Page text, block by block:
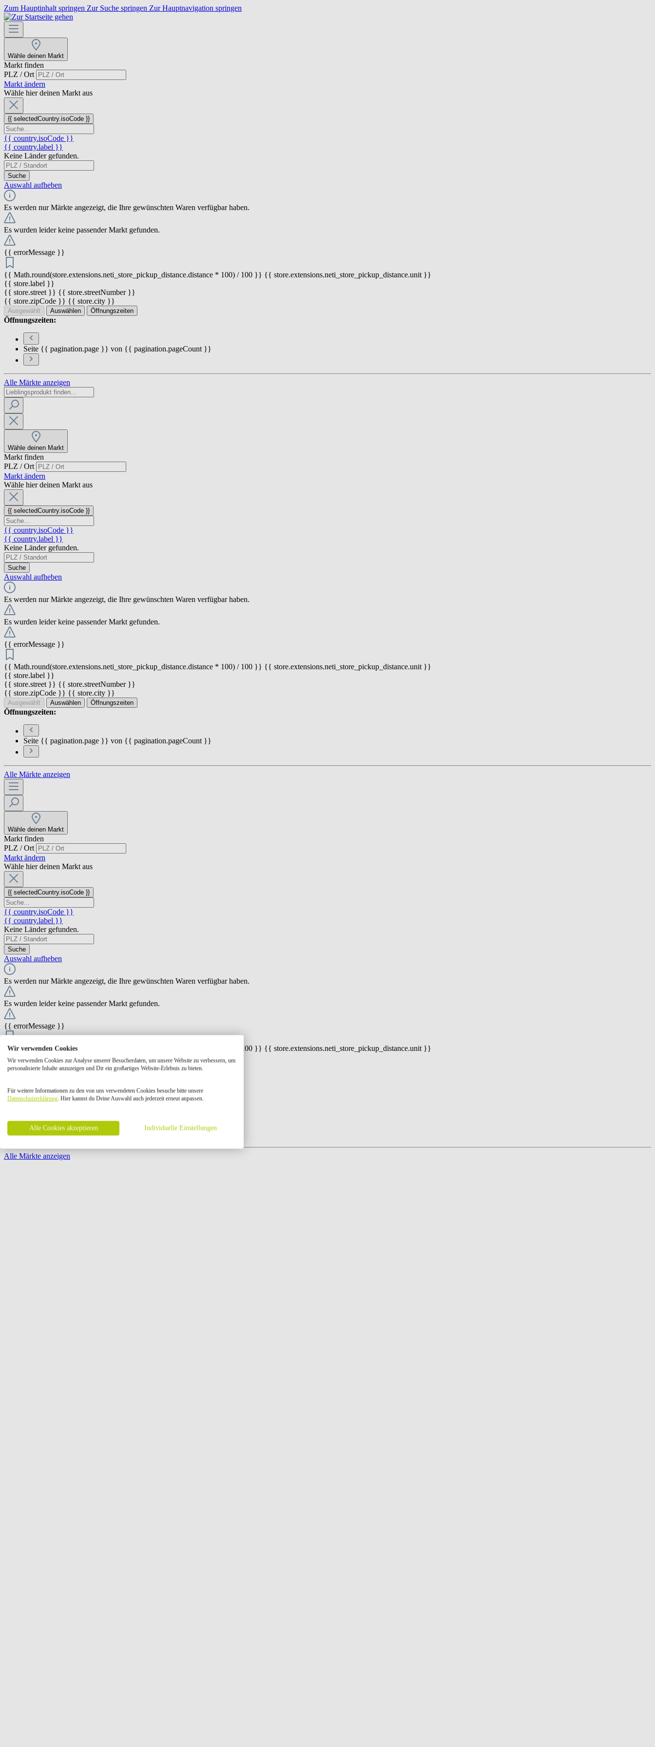
Zum Hauptinhalt springen Zur Suche springen Zur Hauptnavigation springen
Wähle deinen Markt
Markt finden
PLZ / Ort
Markt ändern
Wähle hier deinen Markt aus
{{ selectedCountry.isoCode }}
{{ country.isoCode }}
{{ country.label }}
Keine Länder gefunden.
Suche
Auswahl aufheben
Es werden nur Märkte angezeigt, die Ihre gewünschten Waren verfügbar haben.
Es wurden leider keine passender Markt gefunden.
{{ errorMessage }}
{{ Math.round(store.extensions.neti_store_pickup_distance.distance * 100) / 100 }} {{ store.extensions.neti_store_pickup_distance.unit }}
{{ store.label }}
{{ store.street }} {{ store.streetNumber }}
{{ store.zipCode }} {{ store.city }}
Ausgewählt Auswählen Öffnungszeiten
Öffnungszeiten:
Seite {{ pagination.page }} von {{ pagination.pageCount }}
Alle Märkte anzeigen
Wähle deinen Markt
Markt finden
PLZ / Ort
Markt ändern
Wähle hier deinen Markt aus
{{ selectedCountry.isoCode }}
{{ country.isoCode }}
{{ country.label }}
Keine Länder gefunden.
Suche
Auswahl aufheben
Es werden nur Märkte angezeigt, die Ihre gewünschten Waren verfügbar haben.
Es wurden leider keine passender Markt gefunden.
{{ errorMessage }}
{{ Math.round(store.extensions.neti_store_pickup_distance.distance * 100) / 100 }} {{ store.extensions.neti_store_pickup_distance.unit }}
{{ store.label }}
{{ store.street }} {{ store.streetNumber }}
{{ store.zipCode }} {{ store.city }}
Ausgewählt Auswählen Öffnungszeiten
Öffnungszeiten:
Seite {{ pagination.page }} von {{ pagination.pageCount }}
Alle Märkte anzeigen
Wähle deinen Markt
Markt finden
PLZ / Ort
Markt ändern
Wähle hier deinen Markt aus
{{ selectedCountry.isoCode }}
{{ country.isoCode }}
{{ country.label }}
Keine Länder gefunden.
Suche
Auswahl aufheben
Es werden nur Märkte angezeigt, die Ihre gewünschten Waren verfügbar haben.
Es wurden leider keine passender Markt gefunden.
{{ errorMessage }}
{{ Math.round(store.extensions.neti_store_pickup_distance.distance * 100) / 100 }} {{ store.extensions.neti_store_pickup_distance.unit }}
{{ store.label }}
{{ store.street }} {{ store.streetNumber }}
{{ store.zipCode }} {{ store.city }}
Öffnungszeiten:
Seite {{ pagination.page }} von {{ pagination.pageCount }}
Alle Märkte anzeigen
Wir verwenden Cookies
Wir verwenden Cookies zur Analyse unserer Besucherdaten, um unsere Website zu verbessern, um
personalisierte Inhalte anzuzeigen und Dir ein großartiges Website-Erlebnis zu bieten.
Für weitere Informationen zu den von uns verwendeten Cookies besuche bitte unsere
Datenschutzerklärung. Hier kannst du Deine Auswahl auch jederzeit erneut anpassen.
Alle Cookies akzeptieren Individuelle Einstellungen